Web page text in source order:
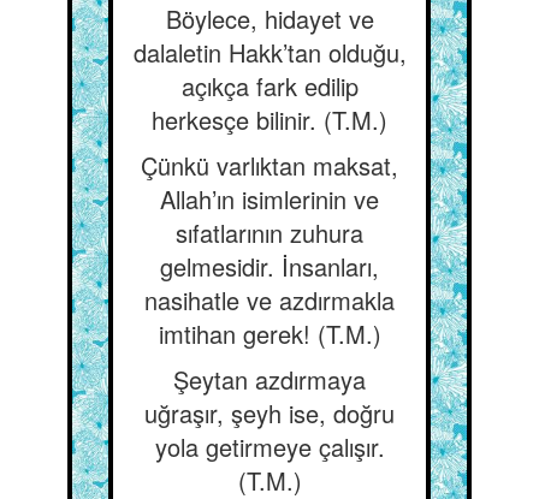
Böylece, hidayet ve
dalaletin Hakk’tan olduğu,
açıkça fark edilip
herkesçe bilinir. (T.M.)
Çünkü varlıktan maksat,
Allah’ın isimlerinin ve
sıfatlarının zuhura
gelmesidir. İnsanları,
nasihatle ve azdırmakla
imtihan gerek! (T.M.)
Şeytan azdırmaya
uğraşır, şeyh ise, doğru
yola getirmeye çalışır.
(T.M.)